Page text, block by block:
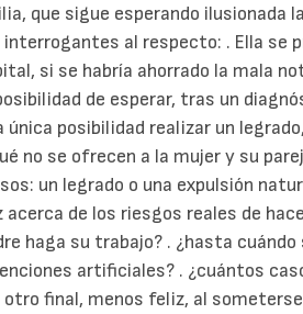
que sigue esperando ilusionada
al respecto: . Ella se
si se habría ahorrado la mala
de esperar, tras un
única posibilidad realizar un
no se ofrecen a la mujer y su
un legrado o una expulsión
de los riesgos reales de
haga su trabajo? . ¿hasta
artificiales? . ¿cuántos
final, menos feliz, al